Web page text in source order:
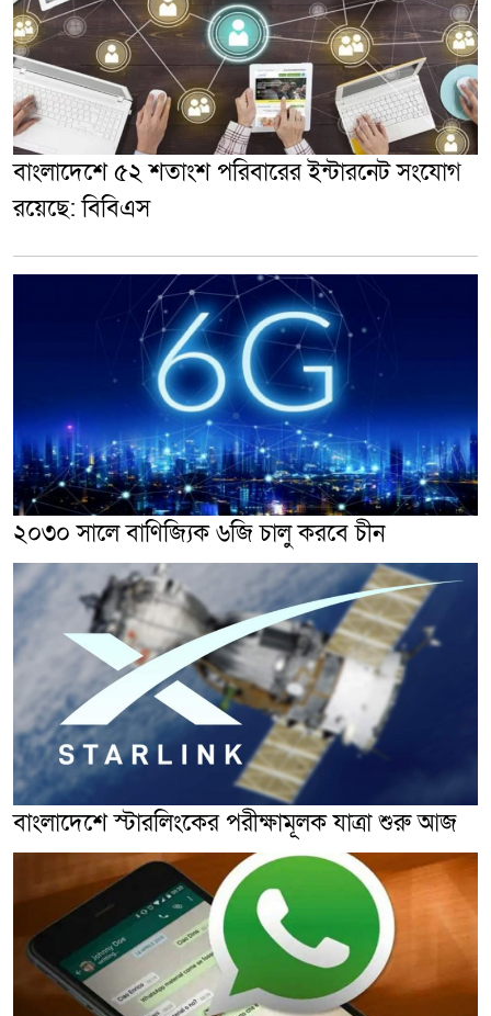
বাংলাদেশে ৫২ শতাংশ পরিবারের ইন্টারনেট সংযোগ
রয়েছে: বিবিএস
২০৩০ সালে বাণিজ্যিক ৬জি চালু করবে চীন
বাংলাদেশে স্টারলিংকের পরীক্ষামূলক যাত্রা শুরু আজ